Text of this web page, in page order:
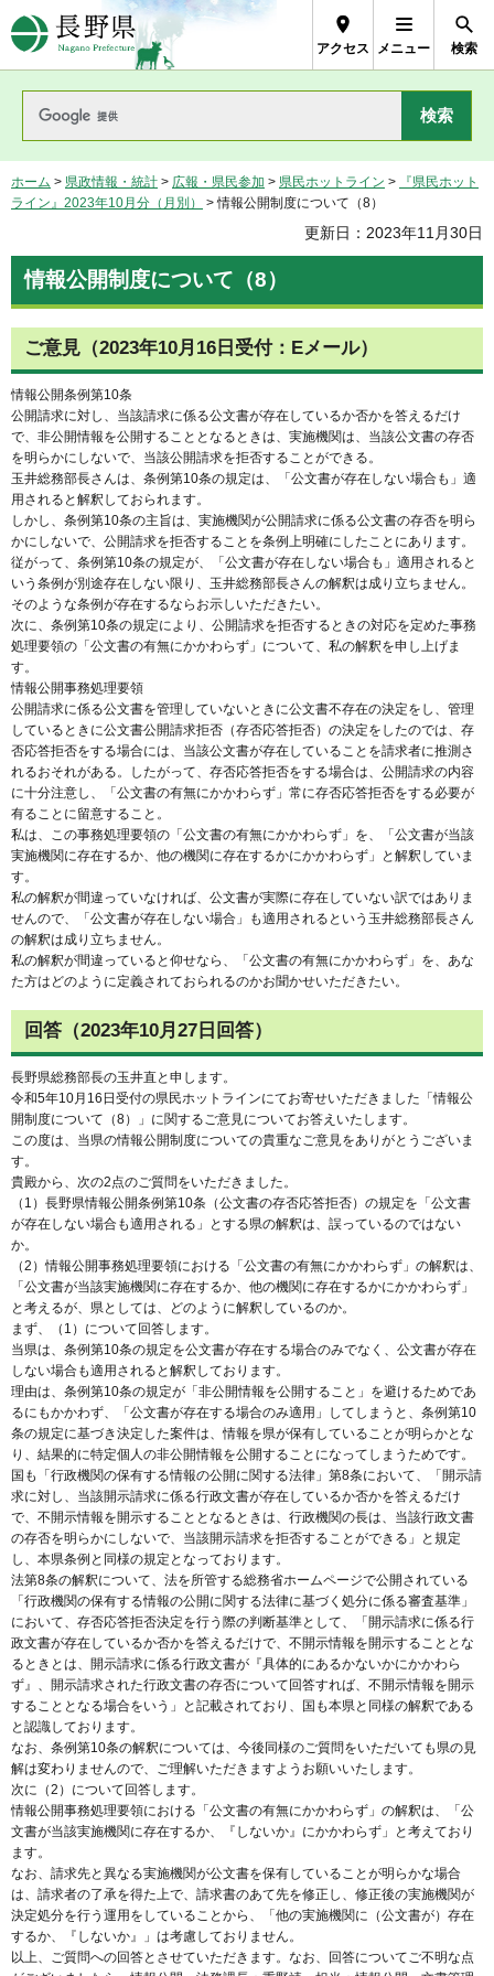
長野県Nagano Prefecture
アクセス メニュー 検索
ホーム > 県政情報・統計 > 広報・県民参加 > 県民ホットライン >
『県民ホット
ライン』2023年10月分（月別）
> 情報公開制度について（8）
更新日：2023年11月30日
情報公開制度について（8）
ご意見（2023年10月16日受付：Eメール）
情報公開条例第10条
公開請求に対し、当該請求に係る公文書が存在しているか否かを答えるだけ
で、非公開情報を公開することとなるときは、実施機関は、当該公文書の存否
を明らかにしないで、当該公開請求を拒否することができる。
玉井総務部長さんは、条例第10条の規定は、「公文書が存在しない場合も」適
用されると解釈しておられます。
しかし、条例第10条の主旨は、実施機関が公開請求に係る公文書の存否を明ら
かにしないで、公開請求を拒否することを条例上明確にしたことにあります。
従がって、条例第10条の規定が、「公文書が存在しない場合も」適用されると
いう条例が別途存在しない限り、玉井総務部長さんの解釈は成り立ちません。
そのような条例が存在するならお示しいただきたい。
次に、条例第10条の規定により、公開請求を拒否するときの対応を定めた事務
処理要領の「公文書の有無にかかわらず」について、私の解釈を申し上げま
す。
情報公開事務処理要領
公開請求に係る公文書を管理していないときに公文書不存在の決定をし、管理
しているときに公文書公開請求拒否（存否応答拒否）の決定をしたのでは、存
否応答拒否をする場合には、当該公文書が存在していることを請求者に推測さ
れるおそれがある。したがって、存否応答拒否をする場合は、公開請求の内容
に十分注意し、「公文書の有無にかかわらず」常に存否応答拒否をする必要が
有ることに留意すること。
私は、この事務処理要領の「公文書の有無にかかわらず」を、「公文書が当該
実施機関に存在するか、他の機関に存在するかにかかわらず」と解釈していま
す。
私の解釈が間違っていなければ、公文書が実際に存在していない訳ではありま
せんので、「公文書が存在しない場合」も適用されるという玉井総務部長さん
の解釈は成り立ちません。
私の解釈が間違っていると仰せなら、「公文書の有無にかかわらず」を、あな
た方はどのように定義されておられるのかお聞かせいただきたい。
回答（2023年10月27日回答）
長野県総務部長の玉井直と申します。
令和5年10月16日受付の県民ホットラインにてお寄せいただきました「情報公
開制度について（8）」に関するご意見についてお答えいたします。
この度は、当県の情報公開制度についての貴重なご意見をありがとうございま
す。
貴殿から、次の2点のご質問をいただきました。
（1）長野県情報公開条例第10条（公文書の存否応答拒否）の規定を「公文書
が存在しない場合も適用される」とする県の解釈は、誤っているのではない
か。
（2）情報公開事務処理要領における「公文書の有無にかかわらず」の解釈は、
「公文書が当該実施機関に存在するか、他の機関に存在するかにかかわらず」
と考えるが、県としては、どのように解釈しているのか。
まず、（1）について回答します。
当県は、条例第10条の規定を公文書が存在する場合のみでなく、公文書が存在
しない場合も適用されると解釈しております。
理由は、条例第10条の規定が「非公開情報を公開すること」を避けるためであ
るにもかかわず、「公文書が存在する場合のみ適用」してしまうと、条例第10
条の規定に基づき決定した案件は、情報を県が保有していることが明らかとな
り、結果的に特定個人の非公開情報を公開することになってしまうためです。
国も「行政機関の保有する情報の公開に関する法律」第8条において、「開示請
求に対し、当該開示請求に係る行政文書が存在しているか否かを答えるだけ
で、不開示情報を開示することとなるときは、行政機関の長は、当該行政文書
の存否を明らかにしないで、当該開示請求を拒否することができる」と規定
し、本県条例と同様の規定となっております。
法第8条の解釈について、法を所管する総務省ホームページで公開されている
「行政機関の保有する情報の公開に関する法律に基づく処分に係る審査基準」
において、存否応答拒否決定を行う際の判断基準として、「開示請求に係る行
政文書が存在しているか否かを答えるだけで、不開示情報を開示することとな
るときとは、開示請求に係る行政文書が『具体的にあるかないかにかかわら
ず』、開示請求された行政文書の存否について回答すれば、不開示情報を開示
することとなる場合をいう」と記載されており、国も本県と同様の解釈である
と認識しております。
なお、条例第10条の解釈については、今後同様のご質問をいただいても県の見
解は変わりませんので、ご理解いただきますようお願いいたします。
次に（2）について回答します。
情報公開事務処理要領における「公文書の有無にかかわらず」の解釈は、「公
文書が当該実施機関に存在するか、『しないか』にかかわらず」と考えており
ます。
なお、請求先と異なる実施機関が公文書を保有していることが明らかな場合
は、請求者の了承を得た上で、請求書のあて先を修正し、修正後の実施機関が
決定処分を行う運用をしていることから、「他の実施機関に（公文書が）存在
するか、『しないか』」は考慮しておりません。
以上、ご質問への回答とさせていただきます。なお、回答についてご不明な点